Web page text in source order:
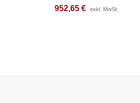
952,65 € exkl. MwSt.
952,65 € exkl. MwSt.